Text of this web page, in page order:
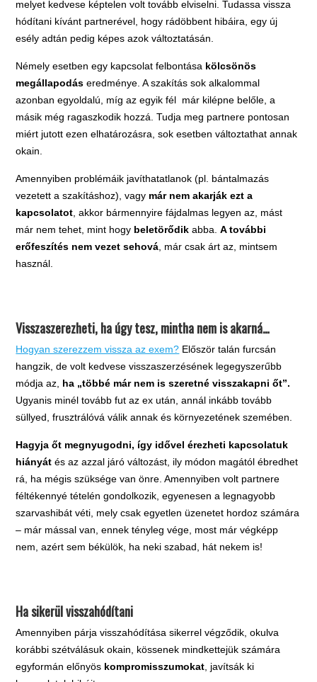
melyet kedvese képtelen volt tovább elviselni. Tudassa vissza
hódítani kívánt partnerével, hogy rádöbbent hibáira, egy új
esély adtán pedig képes azok változtatásán.
Némely esetben egy kapcsolat felbontása kölcsönös
megállapodás eredménye. A szakítás sok alkalommal
azonban egyoldalú, míg az egyik fél már kilépne belőle, a
másik még ragaszkodik hozzá. Tudja meg partnere pontosan
miért jutott ezen elhatározásra, sok esetben változtathat annak
okain.
Amennyiben problémáik javíthatatlanok (pl. bántalmazás
vezetett a szakításhoz), vagy már nem akarják ezt a
kapcsolatot , akkor bármennyire fájdalmas legyen az, mást
már nem tehet, mint hogy beletörődik abba.A további
erőfeszítés nem vezet sehová , már csak árt az, mintsem
használ.
Visszaszerezheti, ha úgy tesz, mintha nem is akarná…
Hogyan szerezzem vissza az exem? Először talán furcsán
hangzik, de volt kedvese visszaszerzésének legegyszerűbb
módja az, ha „többé már nem is szeretné visszakapni őt”.
Ugyanis minél tovább fut az ex után, annál inkább tovább
süllyed, frusztrálóvá válik annak és környezetének szemében.
Hagyja őt megnyugodni, így idővel érezheti kapcsolatuk
hiányát és az azzal járó változást, ily módon magától ébredhet
rá, ha mégis szüksége van önre. Amennyiben volt partnere
féltékennyé tételén gondolkozik, egyenesen a legnagyobb
szarvashibát véti, mely csak egyetlen üzenetet hordoz számára
– már mással van, ennek tényleg vége, most már végképp
nem, azért sem békülök, ha neki szabad, hát nekem is!
Ha sikerül visszahódítani
Amennyiben párja visszahódítása sikerrel végződik, okulva
korábbi szétválásuk okain, kössenek mindkettejük számára
egyformán előnyös kompromisszumokat , javítsák ki